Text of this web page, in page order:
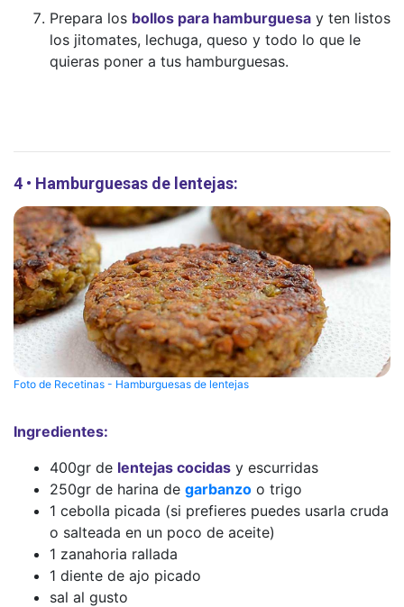
Prepara los bollos para hamburguesa y ten listos
los jitomates, lechuga, queso y todo lo que le
quieras poner a tus hamburguesas.
4 • Hamburguesas de lentejas:
Foto de Recetinas - Hamburguesas de lentejas
Ingredientes:
400gr de lentejas cocidas y escurridas
250gr de harina de garbanzo o trigo
1 cebolla picada (si prefieres puedes usarla cruda
o salteada en un poco de aceite)
1 zanahoria rallada
1 diente de ajo picado
sal al gusto